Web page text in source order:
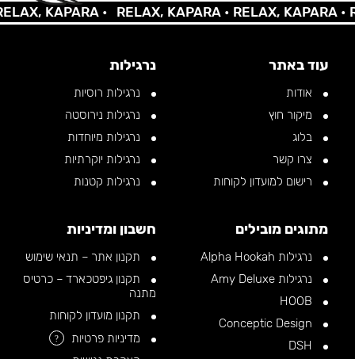
KAPARA • RELAX, KAPARA •RELAX, KAPARA •
עוד באתר
אודות
מיקור חוץ
בלוג
צרו קשר
רישום למועדון לקוחות
נרגילות
נרגילות רוסיות
נרגילות נירוסטה
נרגילות מיוחדות
נרגילות יוקרתיות
נרגילות קטנות
מתוגים מובילים
נרגילות Alpha Hookah
נרגילות Amy Deluxe
חשבון ומדיניות
תקנון אתר – תנאי שימוש
תקנון גיפטכארד – כרטיס
מתנה
תקנון מועדון לקוחות
מדיניות פרטיות
?